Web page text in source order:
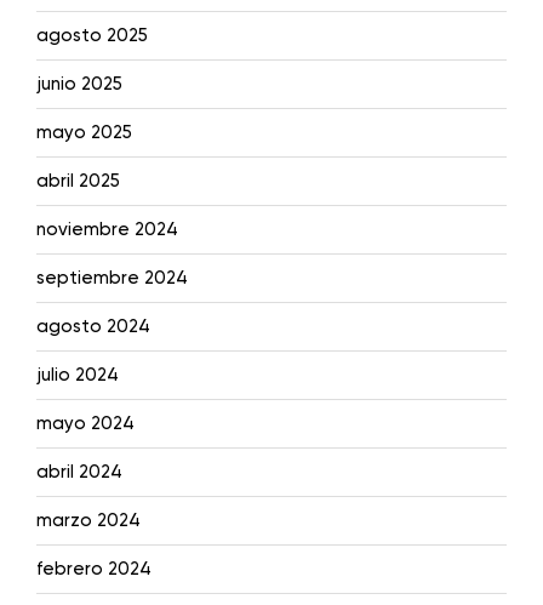
agosto 2025
junio 2025
mayo 2025
abril 2025
noviembre 2024
septiembre 2024
agosto 2024
julio 2024
mayo 2024
abril 2024
marzo 2024
febrero 2024